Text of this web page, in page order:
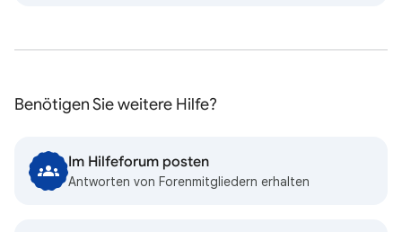
Benötigen Sie weitere Hilfe?
Im Hilfeforum posten
Antworten von Forenmitgliedern erhalten